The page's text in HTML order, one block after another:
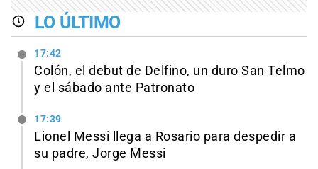
LO ÚLTIMO
17:42
Colón, el debut de Delfino, un duro San Telmo
y el sábado ante Patronato
17:39
Lionel Messi llega a Rosario para despedir a
su padre, Jorge Messi